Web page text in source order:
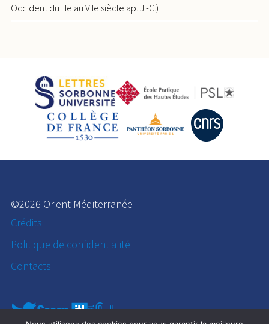
Occident du IIIe au VIIe siècle ap. J.-C.)
©2026 Orient Méditerranée
Crédits
Politique de confidentialité
Contacts